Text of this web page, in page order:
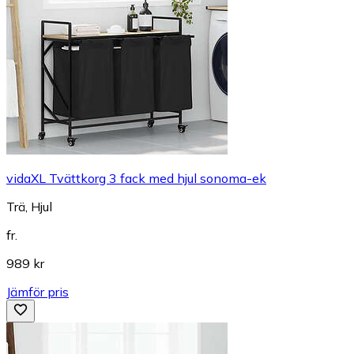
vidaXL Tvättkorg 3 fack med hjul sonoma-ek
Trä, Hjul
fr.
989 kr
Jämför pris